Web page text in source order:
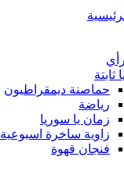
ثابتة
حماصنة ديمقراطيون
رياضة
زمان يا سوريا
زاوية ساخرة اسبوعية
فنجان قهوة